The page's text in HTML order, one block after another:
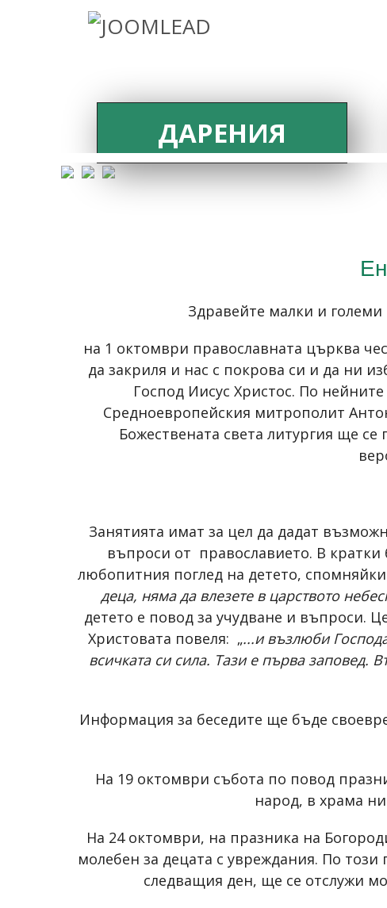
ДАРЕНИЯ
Здравейте малки и
на 1 октомври православната църква
да закриля и нас с покрова си и да ни
Господ Иисус Христос. По
Средноевропейския митрополит
Божествената света литургия ще
Занятията имат за цел да дадат
въпроси от православието. В кратки
любопитния поглед на детето,
деца, няма да влезете в царството
детето е повод за учудване и въпроси.
Христовата повеля: „...и възлюби
всичката си сила. Тази е първа заповед.
Информация за беседите ще бъде
На 19 октомври събота по повод
народ, в храма
На 24 октомври, на празника на
молебен за децата с увреждания. По
следващия ден, ще се отслужи